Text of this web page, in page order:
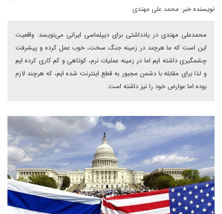
نویسنده خبر: محمد علی مهتدی
محمدعلی مهتدی در یادداشتی برای دیپلماسی ایرانی می‌نویسد: واقعیت
این است که ما هرچند در زمینه جنگ سخت، خوب عمل کرده و پیشرفت
چشمگیری داشته ایم اما در زمینه عملیات نرم، کوتاهی و کم کاری کرده ایم
و لذا برای مقابله با دشمن مجبور به قطع اینترنت شده ایم، که هرچند لازم
بوده اما عوارض خود را نیز داشته است.